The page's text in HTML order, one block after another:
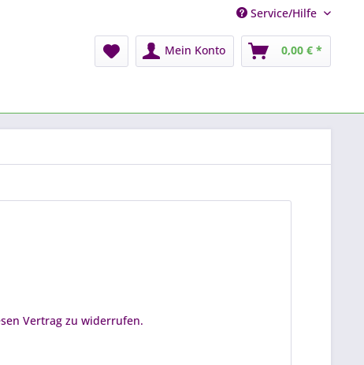
Service/Hilfe
Mein Konto 0,00 € *
Vertrag zu widerrufen.